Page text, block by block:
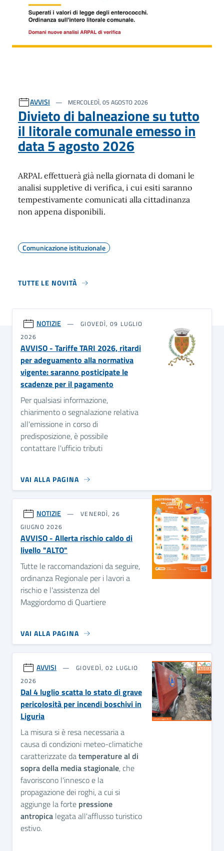
AVVISI MERCOLEDÌ, 05 AGOSTO 2026
Divieto di balneazione su tutto
il litorale comunale emesso in
data 5 agosto 2026
ARPAL effettuerà già nella giornata di domani le
analisi suppletive di verifica, i cui esiti saranno
tempestivamente comunicati alla cittadinanza
non appena disponibili.
Comunicazione istituzionale
TUTTE LE NOVITÀ
NOTIZIE
GIOVEDÌ, 09 LUGLIO
2026
AVVISO - Tariffe TARI 2026, ritardi
per adeguamento alla normativa
vigente: saranno posticipate le
scadenze per il pagamento
Per qualsiasi informazione,
chiarimento o segnalazione relativa
all'emissione in corso di
predisposizione, è possibile
contattare l'ufficio tributi
VAI ALLA PAGINA
NOTIZIE
VENERDÌ, 26
GIUGNO 2026
AVVISO - Allerta rischio caldo di
livello "ALTO"
Tutte le raccomandazioni da seguire,
ordinanza Regionale per i lavori a
rischio e l'assistenza del
Maggiordomo di Quartiere
VAI ALLA PAGINA
AVVISI
GIOVEDÌ, 02 LUGLIO
2026
Dal 4 luglio scatta lo stato di grave
pericolosità per incendi boschivi in
Liguria
La misura si è resa necessaria a
causa di condizioni meteo-climatiche
caratterizzate datemperature al di
sopra della media stagionale, che
favoriscono l'innesco e la
propagazione dei roghi, a cui si
aggiunge la forte pressione
antropica legata all'afflusso turistico
estivo.